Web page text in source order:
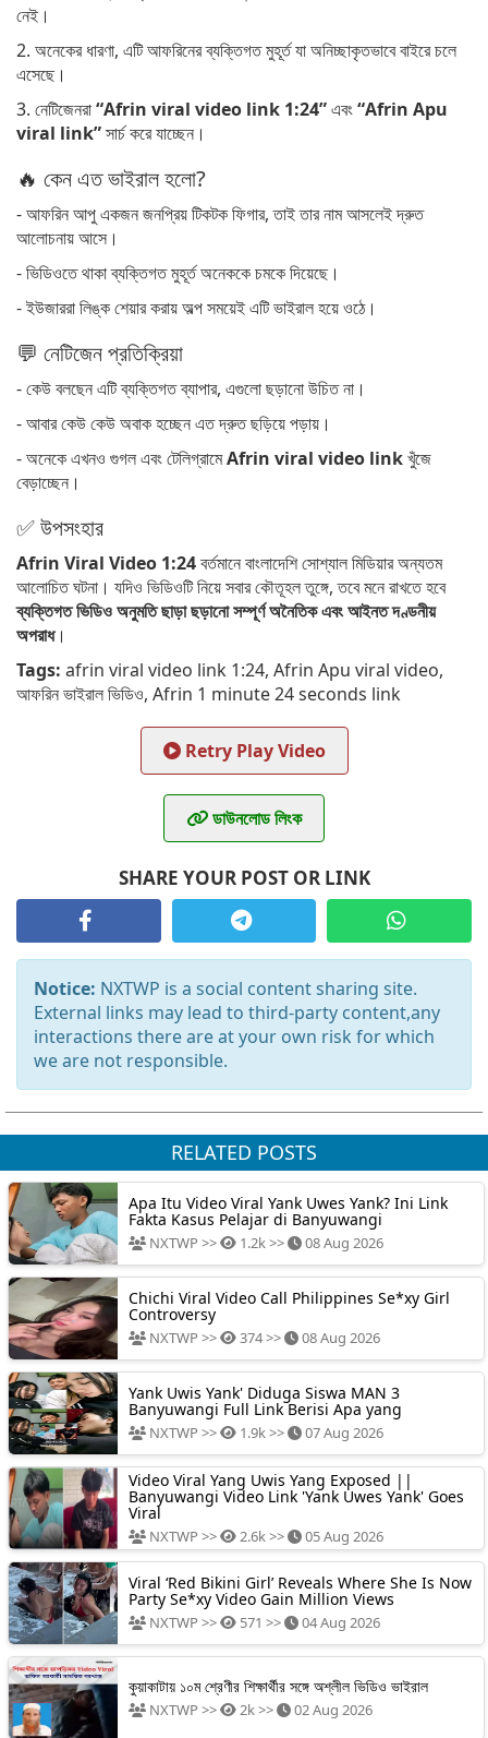
নেই।
2. অনেকের ধারণা, এটি আফরিনের ব্যক্তিগত মুহূর্ত যা অনিচ্ছাকৃতভাবে বাইরে চলে
এসেছে।
3. নেটিজেনরা“Afrin viral video link 1:24”এবং“Afrin Apu
viral link”সার্চ করে যাচ্ছেন।
🔥 কেন এত ভাইরাল হলো?
- আফরিন আপু একজন জনপ্রিয় টিকটক ফিগার, তাই তার নাম আসলেই দ্রুত
আলোচনায় আসে।
- ভিডিওতে থাকা ব্যক্তিগত মুহূর্ত অনেককে চমকে দিয়েছে।
- ইউজাররা লিঙ্ক শেয়ার করায় অল্প সময়েই এটি ভাইরাল হয়ে ওঠে।
💬 নেটিজেন প্রতিক্রিয়া
- কেউ বলছেন এটি ব্যক্তিগত ব্যাপার, এগুলো ছড়ানো উচিত না।
- আবার কেউ কেউ অবাক হচ্ছেন এত দ্রুত ছড়িয়ে পড়ায়।
- অনেকে এখনও গুগল এবং টেলিগ্রামেAfrin viral video linkখুঁজে
বেড়াচ্ছেন।
✅ উপসংহার
Afrin Viral Video 1:24বর্তমানে বাংলাদেশি সোশ্যাল মিডিয়ার অন্যতম
আলোচিত ঘটনা। যদিও ভিডিওটি নিয়ে সবার কৌতূহল তুঙ্গে, তবে মনে রাখতে হবে
ব্যক্তিগত ভিডিও অনুমতি ছাড়া ছড়ানো সম্পূর্ণ অনৈতিক এবং আইনত দণ্ডনীয়
অপরাধ।
Tags: afrin viral video link 1:24, Afrin Apu viral video,
আফরিন ভাইরাল ভিডিও, Afrin 1 minute 24 seconds link
Retry Play Video
ডাউনলোড লিংক
SHARE YOUR POST OR LINK
Notice: NXTWP is a social content sharing site.
External links may lead to third-party content,any
interactions there are at your own risk for which
we are not responsible.
RELATED POSTS
Apa Itu Video Viral Yank Uwes Yank? Ini Link
Fakta Kasus Pelajar di Banyuwangi
NXTWP >> 1.2k >> 08 Aug 2026
Chichi Viral Video Call Philippines Se*xy Girl
Controversy
NXTWP >> 374 >> 08 Aug 2026
Yank Uwis Yank' Diduga Siswa MAN 3
Banyuwangi Full Link Berisi Apa yang
NXTWP >> 1.9k >> 07 Aug 2026
Video Viral Yang Uwis Yang Exposed ||
Banyuwangi Video Link 'Yank Uwes Yank' Goes
Viral
NXTWP >> 2.6k >> 05 Aug 2026
Viral ‘Red Bikini Girl’ Reveals Where She Is Now
Party Se*xy Video Gain Million Views
NXTWP >> 571 >> 04 Aug 2026
কুয়াকাটায় ১০ম শ্রেণীর শিক্ষার্থীর সঙ্গে অশ্লীল ভিডিও ভাইরাল
NXTWP >> 2k >> 02 Aug 2026